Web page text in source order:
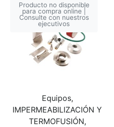
Producto no disponible
para compra online |
Consulte con nuestros
ejecutivos
Equipos,
IMPERMEABILIZACIÓN Y
TERMOFUSIÓN,